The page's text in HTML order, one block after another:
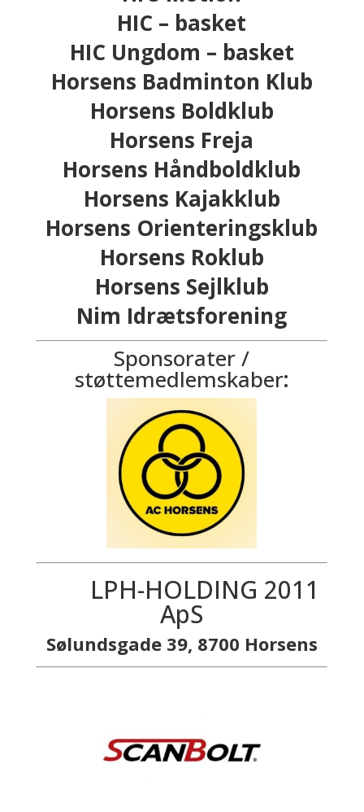
HIC – basket
HIC Ungdom – basket
Horsens Badminton Klub
Horsens Boldklub
Horsens Freja
Horsens Håndboldklub
Horsens Kajakklub
Horsens Orienteringsklub
Horsens Roklub
Horsens Sejlklub
Nim Idrætsforening
Sponsorater /
støttemedlemskaber:
LPH-HOLDING 2011
ApS
Sølundsgade 39, 8700 Horsens